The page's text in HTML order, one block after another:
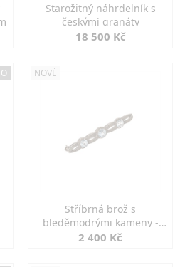
Starožitný náhrdelník s
českými granáty
18 500 Kč
NOVÉ
Stříbrná brož s
bleděmodrými kameny -
jemná elegance
2 400 Kč